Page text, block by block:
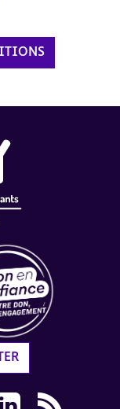
dans une
AVH dans
X AVH dans une
sur Instagram
suivre sur
Flux RSS